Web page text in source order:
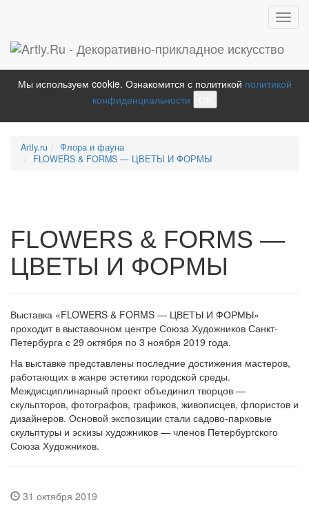
Мы используем cookie. Ознакомится с политикой политикой
конфиденциальности
Artly.ru
Флора и фауна
FLOWERS & FORMS — ЦВЕТЫ И ФОРМЫ
FLOWERS & FORMS —
ЦВЕТЫ И ФОРМЫ
Выставка «FLOWERS & FORMS — ЦВЕТЫ И ФОРМЫ»
проходит в выставочном центре Союза Художников Санкт-
Петербурга с 29 октября по 3 ноября 2019 года.
На выставке представлены последние достижения мастеров,
работающих в жанре эстетики городской среды.
Междисциплинарный проект объединил творцов —
скульпторов, фотографов, графиков, живописцев, флористов и
дизайнеров. Основой экспозиции стали садово-парковые
скульптуры и эскизы художников — членов Петербургского
Союза Художников.
31 октября 2019